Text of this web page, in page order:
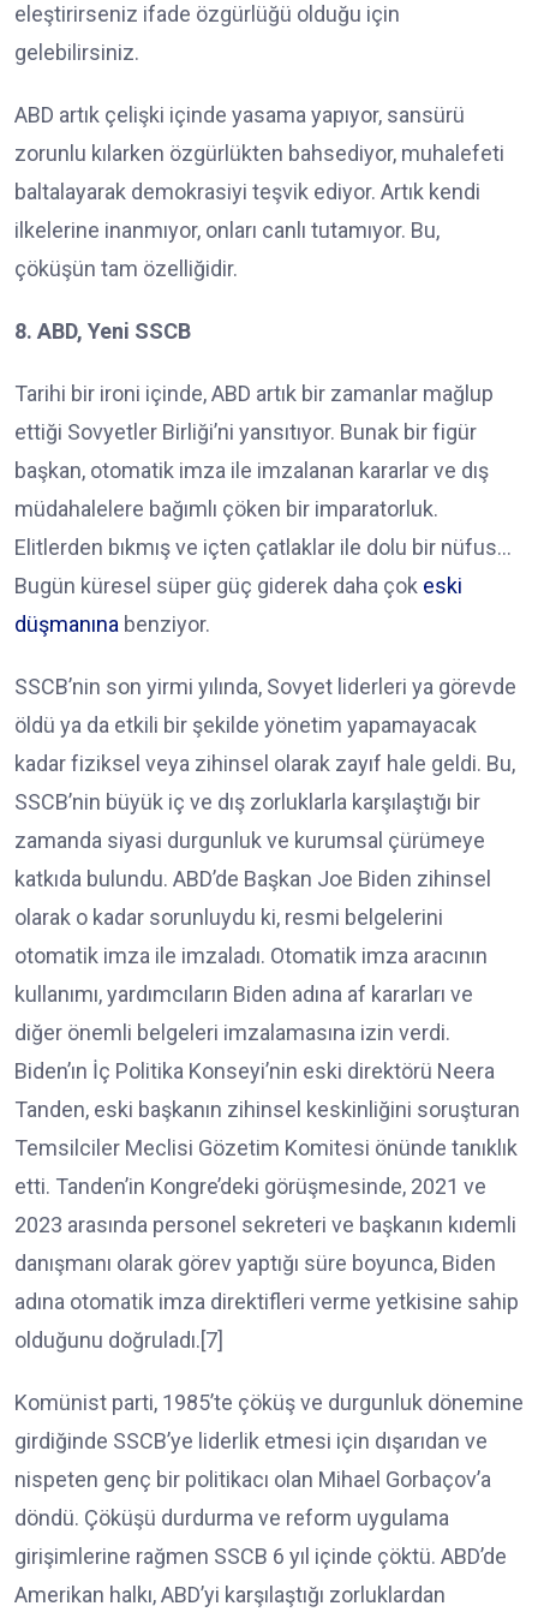
eleştirirseniz ifade özgürlüğü olduğu için
gelebilirsiniz.
ABD artık çelişki içinde yasama yapıyor, sansürü
zorunlu kılarken özgürlükten bahsediyor, muhalefeti
baltalayarak demokrasiyi teşvik ediyor. Artık kendi
ilkelerine inanmıyor, onları canlı tutamıyor. Bu,
çöküşün tam özelliğidir.
8. ABD, Yeni SSCB
Tarihi bir ironi içinde, ABD artık bir zamanlar mağlup
ettiği Sovyetler Birliği’ni yansıtıyor. Bunak bir figür
başkan, otomatik imza ile imzalanan kararlar ve dış
müdahalelere bağımlı çöken bir imparatorluk.
Elitlerden bıkmış ve içten çatlaklar ile dolu bir nüfus…
Bugün küresel süper güç giderek daha çok eski
düşmanına benziyor.
SSCB’nin son yirmi yılında, Sovyet liderleri ya görevde
öldü ya da etkili bir şekilde yönetim yapamayacak
kadar fiziksel veya zihinsel olarak zayıf hale geldi. Bu,
SSCB’nin büyük iç ve dış zorluklarla karşılaştığı bir
zamanda siyasi durgunluk ve kurumsal çürümeye
katkıda bulundu. ABD’de Başkan Joe Biden zihinsel
olarak o kadar sorunluydu ki, resmi belgelerini
otomatik imza ile imzaladı. Otomatik imza aracının
kullanımı, yardımcıların Biden adına af kararları ve
diğer önemli belgeleri imzalamasına izin verdi.
Biden’ın İç Politika Konseyi’nin eski direktörü Neera
Tanden, eski başkanın zihinsel keskinliğini soruşturan
Temsilciler Meclisi Gözetim Komitesi önünde tanıklık
etti. Tanden’in Kongre’deki görüşmesinde, 2021 ve
2023 arasında personel sekreteri ve başkanın kıdemli
danışmanı olarak görev yaptığı süre boyunca, Biden
adına otomatik imza direktifleri verme yetkisine sahip
olduğunu doğruladı.[7]
Komünist parti, 1985’te çöküş ve durgunluk dönemine
girdiğinde SSCB’ye liderlik etmesi için dışarıdan ve
nispeten genç bir politikacı olan Mihael Gorbaçov’a
döndü. Çöküşü durdurma ve reform uygulama
girişimlerine rağmen SSCB 6 yıl içinde çöktü. ABD’de
Amerikan halkı, ABD’yi karşılaştığı zorluklardan